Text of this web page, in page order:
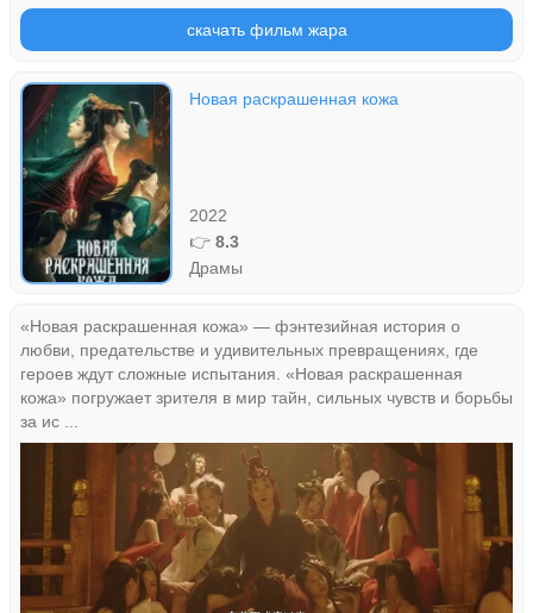
скачать фильм жара
Новая раскрашенная кожа
2022
👉8.3
Драмы
«Новая раскрашенная кожа» — фэнтезийная история о
любви, предательстве и удивительных превращениях, где
героев ждут сложные испытания. «Новая раскрашенная
кожа» погружает зрителя в мир тайн, сильных чувств и борьбы
за ис ...